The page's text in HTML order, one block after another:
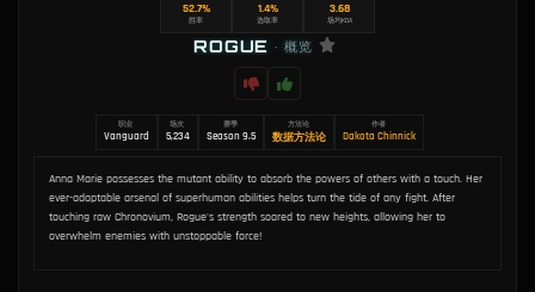
胜率
52.7%
选取率
1.4%
场均KDA
3.68
ROGUE • 概览
职业
Vanguard
场次
5,234
赛季
Season 9.5
方法论
数据方法论
作者
Dakota Chinnick
Anna Marie possesses the mutant ability to absorb the powers of others with a touch. Her
ever-adaptable arsenal of superhuman abilities helps turn the tide of any fight. After
touching raw Chronovium, Rogue's strength soared to new heights, allowing her to
overwhelm enemies with unstoppable force!